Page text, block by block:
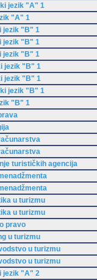
jezik "A" 1
"A" 1
jezik "B" 1
jezik "B" 1
jezik "B" 1
jezik "B" 1
jezik "B" 1
jezik "B" 1
"B" 1
turističkih agencija
u turizmu
u turizmu
pravo
u turizmu
u turizmu
u turizmu
jezik "A" 2